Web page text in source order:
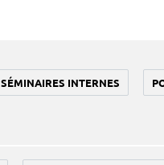
SÉMINAIRES INTERNES